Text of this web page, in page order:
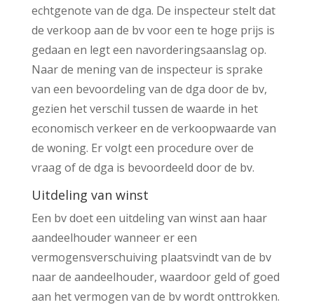
echtgenote van de dga. De inspecteur stelt dat
de verkoop aan de bv voor een te hoge prijs is
gedaan en legt een navorderingsaanslag op.
Naar de mening van de inspecteur is sprake
van een bevoordeling van de dga door de bv,
gezien het verschil tussen de waarde in het
economisch verkeer en de verkoopwaarde van
de woning. Er volgt een procedure over de
vraag of de dga is bevoordeeld door de bv.
Uitdeling van winst
Een bv doet een uitdeling van winst aan haar
aandeelhouder wanneer er een
vermogensverschuiving plaatsvindt van de bv
naar de aandeelhouder, waardoor geld of goed
aan het vermogen van de bv wordt onttrokken.